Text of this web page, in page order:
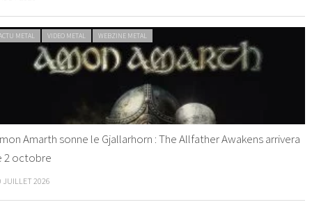
METAL VIDEO METAL WEBZINE METAL
Amarth sonne le Gjallarhorn : The Allfather Awakens arrivera
2 octobre
JUILLET 2026